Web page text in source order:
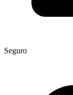
Seguro